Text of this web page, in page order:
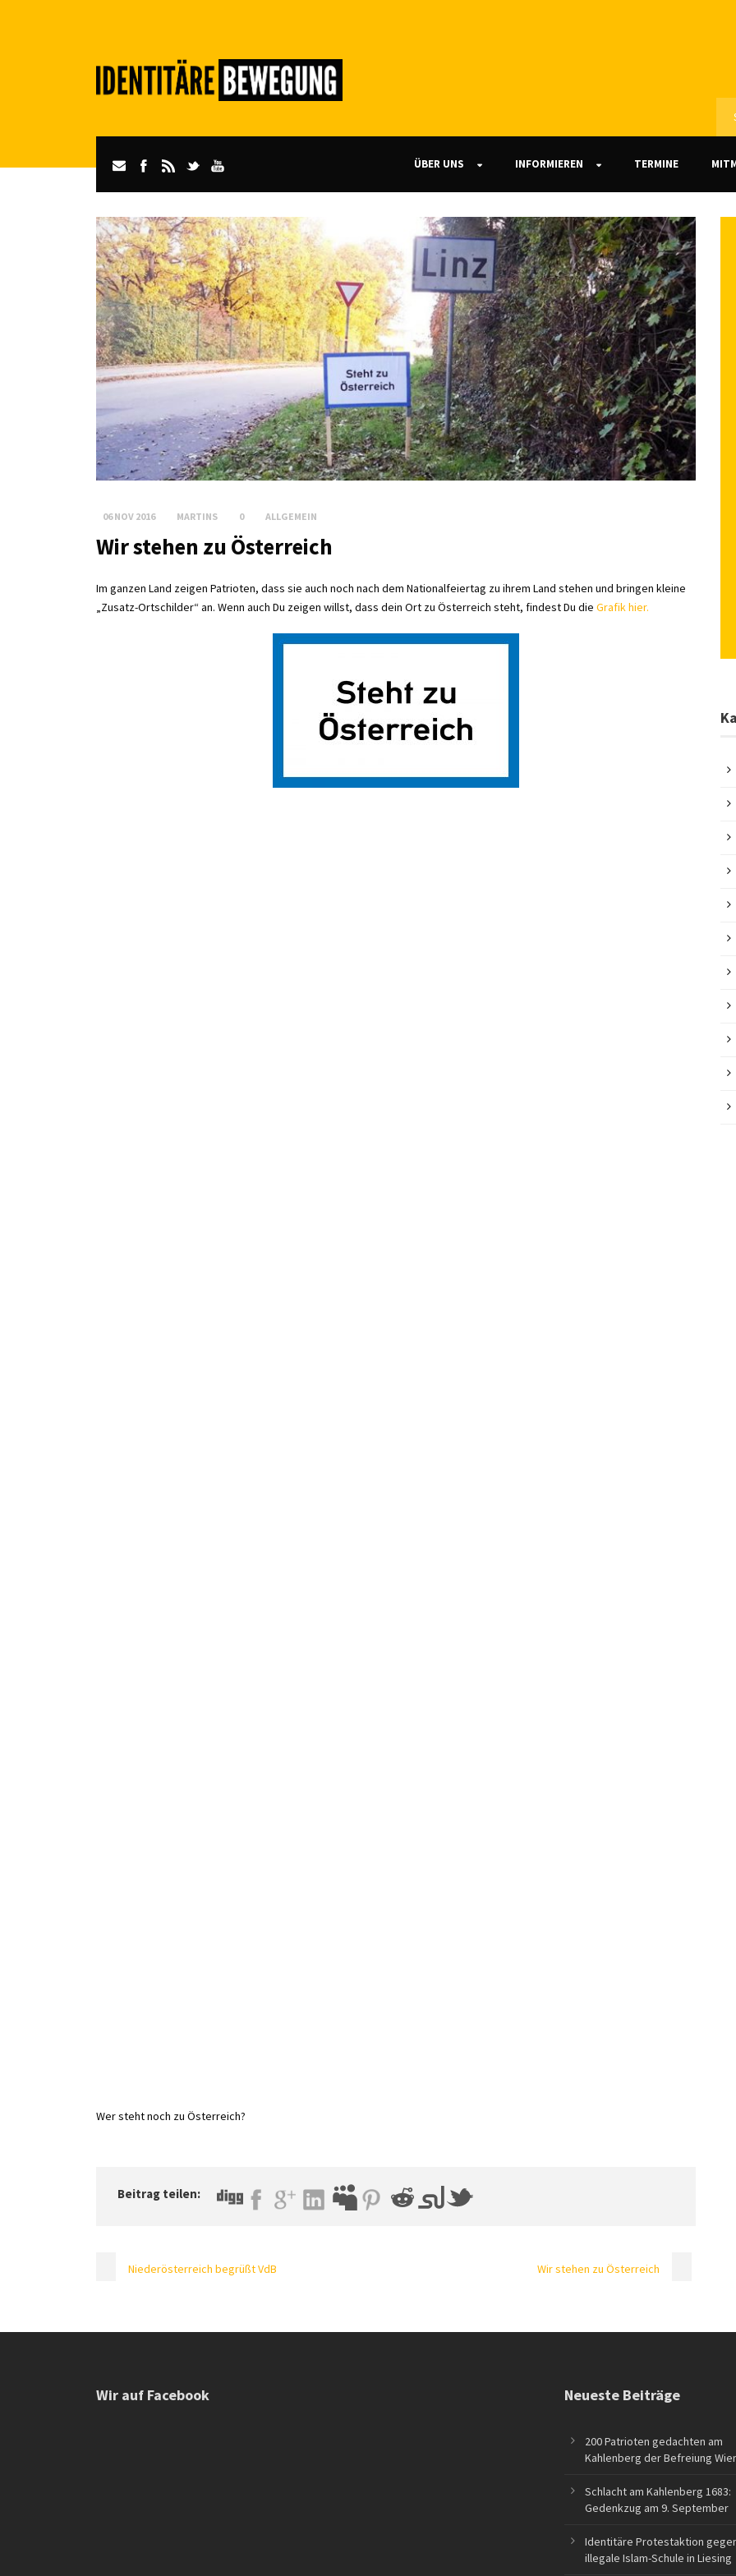
ÜBER UNS INFORMIEREN TERMINE
06 NOV 2016 MARTINS 0 ALLGEMEIN
Wir stehen zu Österreich
Im ganzen Land zeigen Patrioten, dass sie auch noch nach dem Nationalfeiertag zu ihrem Land stehen und bringen kleine
„Zusatz-Ortschilder“ an. Wenn auch Du zeigen willst, dass dein Ort zu Österreich steht, findest Du die Grafik hier.
Wer steht noch zu Österreich?
Beitrag teilen:
Niederösterreich begrüßt VdB Wir stehen zu Österreich
Wir auf Facebook Neueste Beiträge
200 Patrioten gedachten am
Kahlenberg der Befreiung
Schlacht am Kahlenberg 1683:
Gedenkzug am 9. September
Identitäre Protestaktion
illegale Islam-Schule in Liesing